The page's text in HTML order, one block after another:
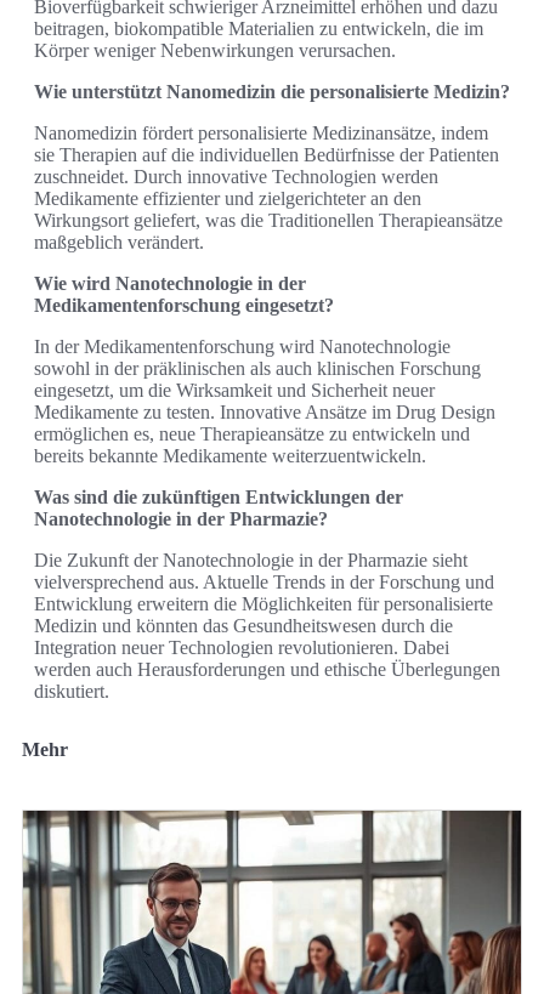
Bioverfügbarkeit schwieriger Arzneimittel erhöhen und dazu
beitragen, biokompatible Materialien zu entwickeln, die im
Körper weniger Nebenwirkungen verursachen.
Wie unterstützt Nanomedizin die personalisierte Medizin?
Nanomedizin fördert personalisierte Medizinansätze, indem
sie Therapien auf die individuellen Bedürfnisse der Patienten
zuschneidet. Durch innovative Technologien werden
Medikamente effizienter und zielgerichteter an den
Wirkungsort geliefert, was die Traditionellen Therapieansätze
maßgeblich verändert.
Wie wird Nanotechnologie in der
Medikamentenforschung eingesetzt?
In der Medikamentenforschung wird Nanotechnologie
sowohl in der präklinischen als auch klinischen Forschung
eingesetzt, um die Wirksamkeit und Sicherheit neuer
Medikamente zu testen. Innovative Ansätze im Drug Design
ermöglichen es, neue Therapieansätze zu entwickeln und
bereits bekannte Medikamente weiterzuentwickeln.
Was sind die zukünftigen Entwicklungen der
Nanotechnologie in der Pharmazie?
Die Zukunft der Nanotechnologie in der Pharmazie sieht
vielversprechend aus. Aktuelle Trends in der Forschung und
Entwicklung erweitern die Möglichkeiten für personalisierte
Medizin und könnten das Gesundheitswesen durch die
Integration neuer Technologien revolutionieren. Dabei
werden auch Herausforderungen und ethische Überlegungen
diskutiert.
Mehr